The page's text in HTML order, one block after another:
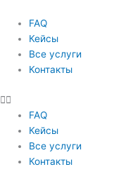
FAQ
Кейсы
Все услуги
Контакты
FAQ
Кейсы
Все услуги
Контакты